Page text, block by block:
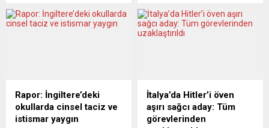
yıllık kayıtlı evsiz ölüm sayısı
geçen yıl 2014’ten bu yana
kaynaklanırken, intihar
kaynaklı ölümler bir önceki
yıla göre 38 azalarak...
ayrı uzlaşı sağlayarak, bu
ülkedeki nükleer güvenlik ve
sonrası Avusturya’nın
başkenti Viyana’da
açıklamalarda bulundu.
Rapor: İngiltere’deki
okullarda cinsel taciz ve
istismar yaygın
İtalya’da Hitler’i öven
aşırı sağcı aday: Tüm
görevlerinden